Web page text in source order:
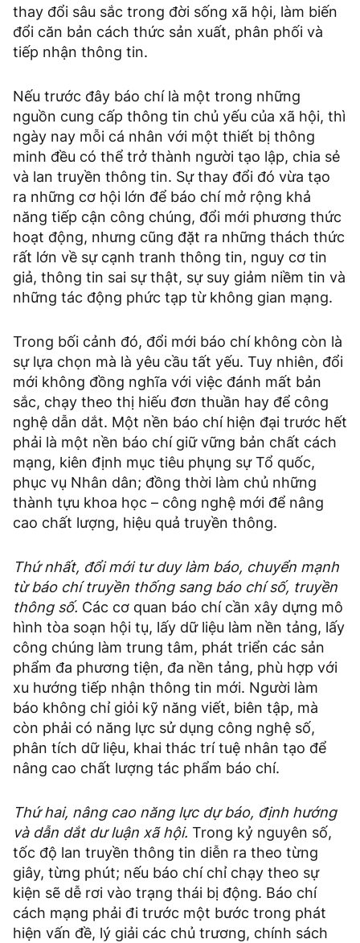
thay đổi sâu sắc trong đời sống xã hội, làm biến
đổi căn bản cách thức sản xuất, phân phối và
tiếp nhận thông tin.
Nếu trước đây báo chí là một trong những
nguồn cung cấp thông tin chủ yếu của xã hội, thì
ngày nay mỗi cá nhân với một thiết bị thông
minh đều có thể trở thành người tạo lập, chia sẻ
và lan truyền thông tin. Sự thay đổi đó vừa tạo
ra những cơ hội lớn để báo chí mở rộng khả
năng tiếp cận công chúng, đổi mới phương thức
hoạt động, nhưng cũng đặt ra những thách thức
rất lớn về sự cạnh tranh thông tin, nguy cơ tin
giả, thông tin sai sự thật, sự suy giảm niềm tin và
những tác động phức tạp từ không gian mạng.
Trong bối cảnh đó, đổi mới báo chí không còn là
sự lựa chọn mà là yêu cầu tất yếu. Tuy nhiên, đổi
mới không đồng nghĩa với việc đánh mất bản
sắc, chạy theo thị hiếu đơn thuần hay để công
nghệ dẫn dắt. Một nền báo chí hiện đại trước hết
phải là một nền báo chí giữ vững bản chất cách
mạng, kiên định mục tiêu phụng sự Tổ quốc,
phục vụ Nhân dân; đồng thời làm chủ những
thành tựu khoa học – công nghệ mới để nâng
cao chất lượng, hiệu quả truyền thông.
Thứ nhất, đổi mới tư duy làm báo, chuyển mạnh
từ báo chí truyền thống sang báo chí số, truyền
thông số. Các cơ quan báo chí cần xây dựng mô
hình tòa soạn hội tụ, lấy dữ liệu làm nền tảng, lấy
công chúng làm trung tâm, phát triển các sản
phẩm đa phương tiện, đa nền tảng, phù hợp với
xu hướng tiếp nhận thông tin mới. Người làm
báo không chỉ giỏi kỹ năng viết, biên tập, mà
còn phải có năng lực sử dụng công nghệ số,
phân tích dữ liệu, khai thác trí tuệ nhân tạo để
nâng cao chất lượng tác phẩm báo chí.
Thứ hai, nâng cao năng lực dự báo, định hướng
và dẫn dắt dư luận xã hội. Trong kỷ nguyên số,
tốc độ lan truyền thông tin diễn ra theo từng
giây, từng phút; nếu báo chí chỉ chạy theo sự
kiện sẽ dễ rơi vào trạng thái bị động. Báo chí
cách mạng phải đi trước một bước trong phát
hiện vấn đề, lý giải các chủ trương, chính sách